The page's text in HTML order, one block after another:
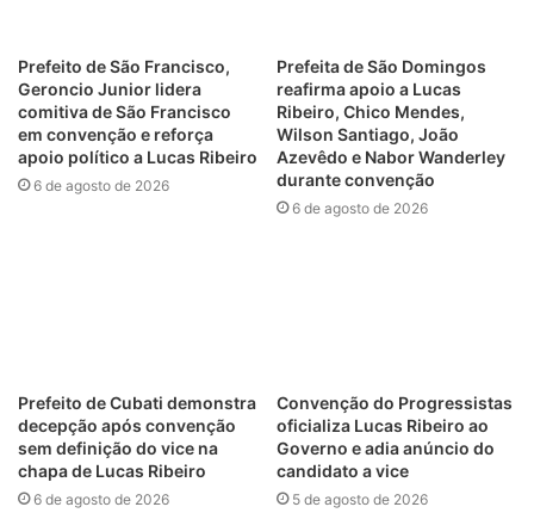
Prefeito de São Francisco,
Geroncio Junior lidera
comitiva de São Francisco
em convenção e reforça
apoio político a Lucas Ribeiro
6 de agosto de 2026
Prefeita de São Domingos
reafirma apoio a Lucas
Ribeiro, Chico Mendes,
Wilson Santiago, João
Azevêdo e Nabor Wanderley
durante convenção
6 de agosto de 2026
Prefeito de Cubati demonstra
decepção após convenção
sem definição do vice na
chapa de Lucas Ribeiro
6 de agosto de 2026
Convenção do Progressistas
oficializa Lucas Ribeiro ao
Governo e adia anúncio do
candidato a vice
5 de agosto de 2026